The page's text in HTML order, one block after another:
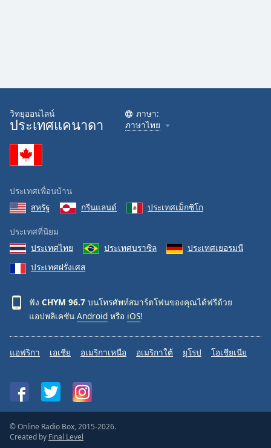
วิทยุออนไลน์
ประเทศแคนาดา
ภาษา:
ภาษาไทย
ประเทศเพื่อนบ้าน
สหรัฐ
กรีนแลนด์ ประเทศเม็กซิโก
ประเทศที่นิยม
ประเทศไทย
ประเทศบราซิล
ประเทศเยอรมนี
ประเทศฝรั่งเศส
ฟัง CHYM 96.7 บนโทรศัพท์สมาร์ตโฟนของคุณได้ฟรีด้วย
แอปพลิเคชัน Android หรือ iOS!
แอฟริกา เอเชีย อเมริกาเหนือ อเมริกาใต้ ยุโรป โอเชียเนีย
© Online Radio Box, 2015-2026.
Created by Final Level